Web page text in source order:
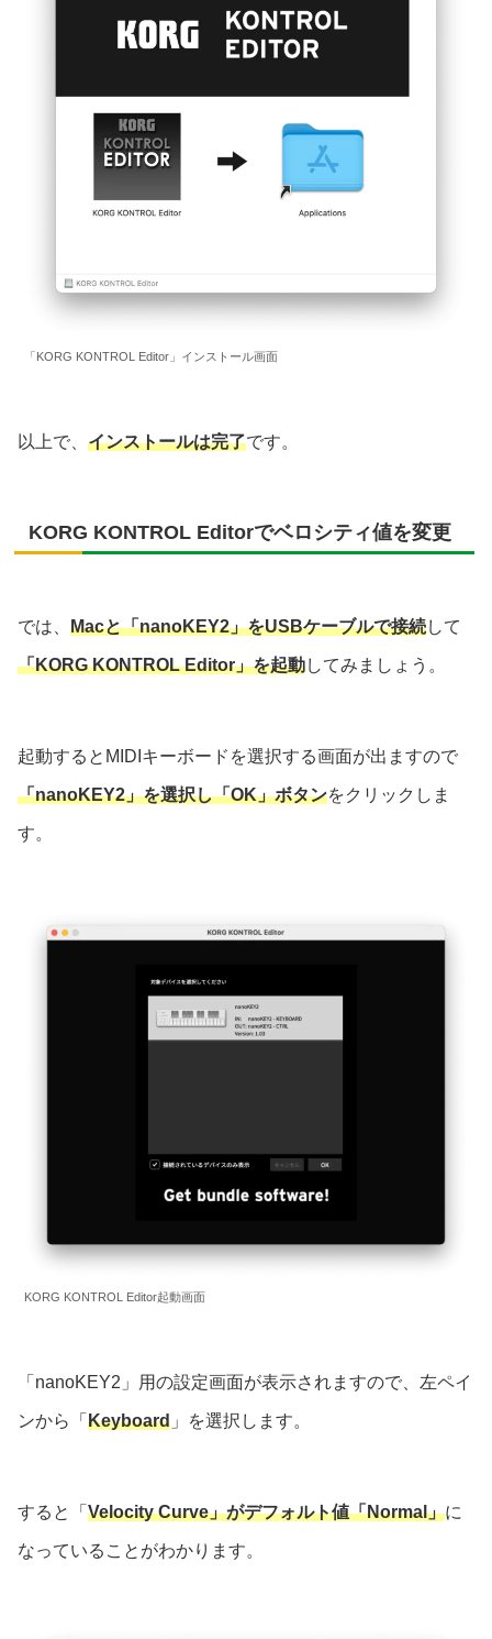
「KORG KONTROL Editor」インストール画面
以上で、 インストールは完了です。
KORG KONTROL Editorでベロシティ値を変更
では、 Macと「nanoKEY2」をUSBケーブルで接続して
「KORG KONTROL Editor」を起動してみましょう。
起動するとMIDIキーボードを選択する画面が出ますので
「nanoKEY2」を選択し「OK」ボタンをクリックしま
す。
KORG KONTROL Editor起動画面
「nanoKEY2」用の設定画面が表示されますので、左ペイ
ンから「 Keyboard 」を選択します。
すると「 Velocity Curve」がデフォルト値「Normal」に
なっていることがわかります。